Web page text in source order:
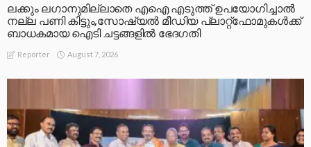
ലക്കും ലഗാനുമില്ലാതെ എഐ എടുത്ത് ഉപയോഗിച്ചാല്‍
നല്ല പണി കിട്ടും,സോഷ്യല്‍ മീഡിയ പ്ലാറ്റ്‌ഫോമുകള്‍ക്ക്
ബാധകമായ ഐടി ചട്ടങ്ങളില്‍ ഭേദഗതി
Reporter August 7, 2026